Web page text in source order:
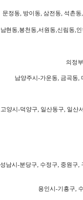
문정동, 방이동, 삼전동, 석촌
남현동,봉천동,서원동,신림동,
의정
남양주시-가운동, 금곡동,
고양시-덕양구, 일산동구, 일산
성남시-분당구, 수정구, 중원구,
용인시-기흥구,